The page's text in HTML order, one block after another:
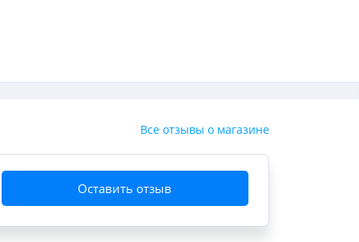
Все отзывы о магазине
Оставить отзыв